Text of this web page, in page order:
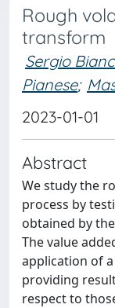
Rough
transform
Sergio
Pianese;
2023-01-01
Abstract
We study the
process by
obtained by
The value
application of
providing
respect to